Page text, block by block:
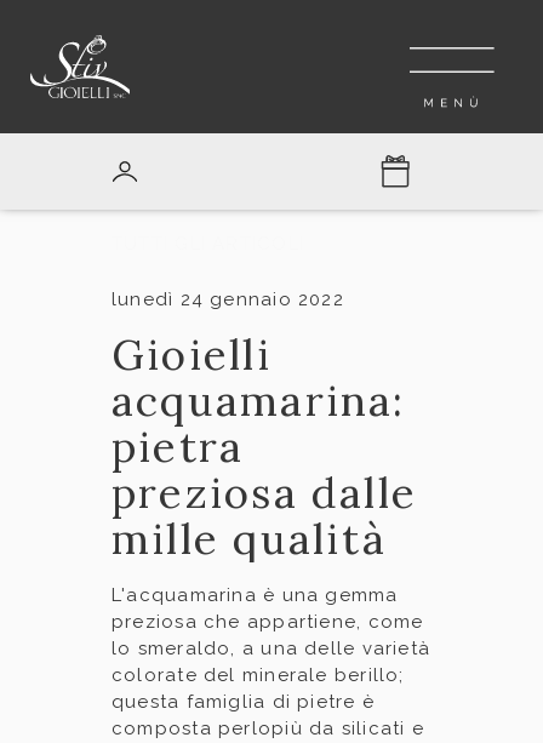
lunedì 24 gennaio 2022
Gioielli
acquamarina:
pietra
preziosa dalle
mille qualità
L'acquamarina è una gemma
preziosa che appartiene, come
lo smeraldo, a una delle varietà
colorate del minerale berillo;
questa famiglia di pietre è
composta perlopiù da silicati e